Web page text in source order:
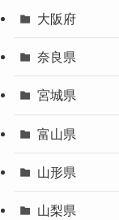
大阪府
奈良県
宮城県
富山県
山形県
山梨県